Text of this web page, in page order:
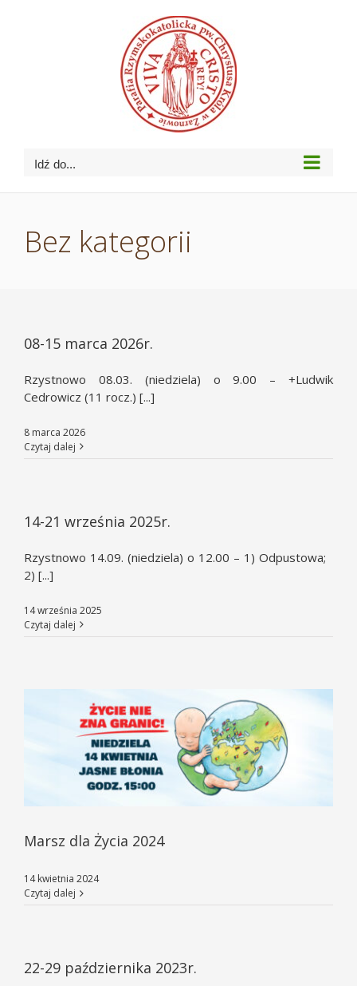
Idź do...
Bez kategorii
08-15 marca 2026r.
Rzystnowo 08.03. (niedziela) o 9.00 – +Ludwik
Cedrowicz (11 rocz.) [...]
8 marca 2026
Czytaj dalej
14-21 września 2025r.
Rzystnowo 14.09. (niedziela) o 12.00 – 1) Odpustowa;
2) [...]
14 września 2025
Czytaj dalej
Marsz dla Życia 2024
14 kwietnia 2024
Czytaj dalej
22-29 października 2023r.